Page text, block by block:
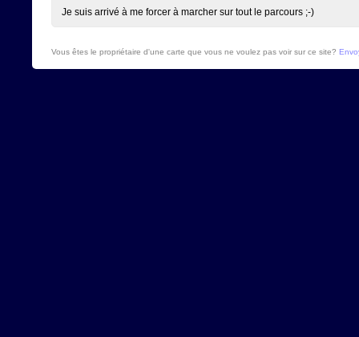
Je suis arrivé à me forcer à marcher sur tout le parcours ;-)
Vous êtes le propriétaire d'une carte que vous ne voulez pas voir sur ce site?